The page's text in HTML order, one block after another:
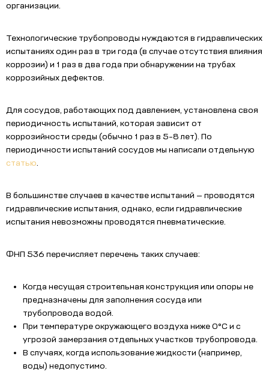
организации.
Технологические трубопроводы нуждаются в гидравлических
испытаниях один раз в три года (в случае отсутствия влияния
коррозии) и 1 раз в два года при обнаружении на трубах
коррозийных дефектов.
Для сосудов, работающих под давлением, установлена своя
периодичность испытаний, которая зависит от
коррозийности среды (обычно 1 раз в 5-8 лет). По
периодичности испытаний сосудов мы написали отдельную
статью.
В большинстве случаев в качестве испытаний — проводятся
гидравлические испытания, однако, если гидравлические
испытания невозможны проводятся пневматические.
ФНП 536 перечисляет перечень таких случаев:
Когда несущая строительная конструкция или опоры не
предназначены для заполнения сосуда или
трубопровода водой.
При температуре окружающего воздуха ниже 0°C и с
угрозой замерзания отдельных участков трубопровода.
В случаях, когда использование жидкости (например,
воды) недопустимо.